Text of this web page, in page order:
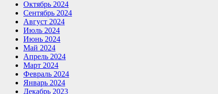
Октябрь 2024
Сентябрь 2024
Август 2024
Июль 2024
Июнь 2024
Май 2024
Апрель 2024
Март 2024
Февраль 2024
Январь 2024
Декабрь 2023